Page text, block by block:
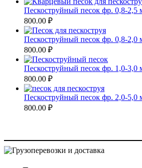
Пескоструйный песок фр. 0,8-2,5
800.00 ₽
Пескоструйный песок фр. 0,8-2,0
800.00 ₽
Пескоструйный песок фр. 1,0-3,0
800.00 ₽
Пескоструйный песок фр. 2,0-5,0
800.00 ₽